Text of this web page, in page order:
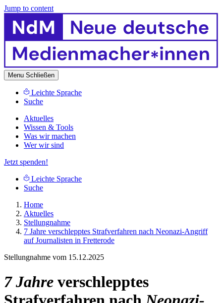
Jump to content
Menu Schließen
Leichte Sprache
Suche
Aktuelles
Wissen & Tools
Was wir machen
Wer wir sind
Jetzt spenden!
Leichte Sprache
Suche
Home
Aktuelles
Stellungnahme
7 Jahre verschlepptes Strafverfahren nach Neonazi-Angriff
auf Journalisten in Fretterode
Stellungnahme vom 15.12.2025
7 Jahre verschlepptes